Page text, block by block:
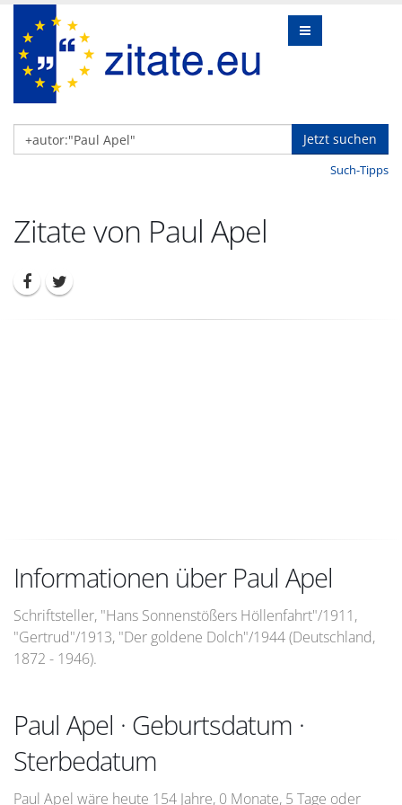
Jetzt suchen
Such-Tipps
Zitate von Paul Apel
Informationen über Paul Apel
Schriftsteller, "Hans Sonnenstößers Höllenfahrt"/1911,
"Gertrud"/1913, "Der goldene Dolch"/1944 (Deutschland,
1872 - 1946).
Paul Apel · Geburtsdatum ·
Sterbedatum
Paul Apel wäre heute 154 Jahre, 0 Monate, 5 Tage oder